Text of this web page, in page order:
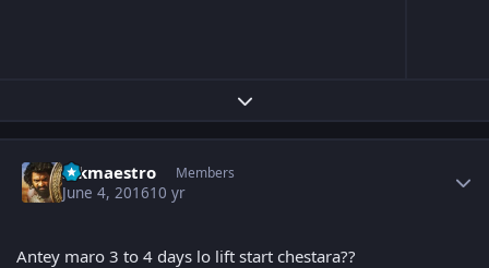
Expand topic overview
sskmaestro Members
June 4, 201610 yr
Antey maro 3 to 4 days lo lift start chestara??